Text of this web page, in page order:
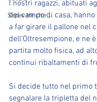
Sapevate che ...
I nostri ragazzi, abituati
del campo di casa,
a far girare il pallone nel
dell'Oltresempione, e ne
partita molto fisica, ad
continui ribaltamenti di
Si decide tutto nel primo
segnalare la tripletta del